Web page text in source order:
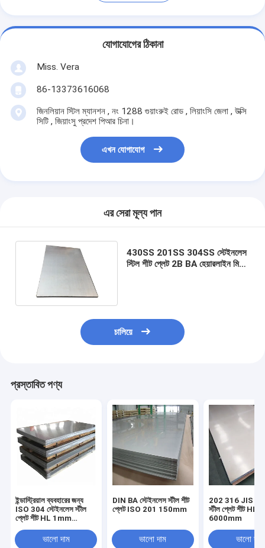
যোগাযোগের ঠিকানা
Miss. Vera
86-13373616068
জিনলিয়ান স্টিল ম্যানশন , নং 1288 গুয়াংরুই রোড , লিয়াংসি জেলা , উক্সি
সিটি , জিয়াংসু প্রদেশ পিআর চিনা।
এখন যোগাযোগ
এর সেরা মূল্য পান
430SS 201SS 304SS স্টেইনলেস
স্টিল শীট প্লেট 2B BA হেয়ারলাইন মিরর
চালিয়ে
প্রস্তাবিত পণ্য
ইন্ডাস্ট্রিয়াল ব্যবহারের জন্য
ISO 304 স্টেইনলেস স্টীল
প্লেট শীট HL 1mm
ভালো দাম
DIN BA স্টেইনলেস স্টীল শীট
প্লেট ISO 201 150mm
ভালো দাম
202 316 JIS
স্টীল প্লেট শীট HL
6000mm
ভালো দাম